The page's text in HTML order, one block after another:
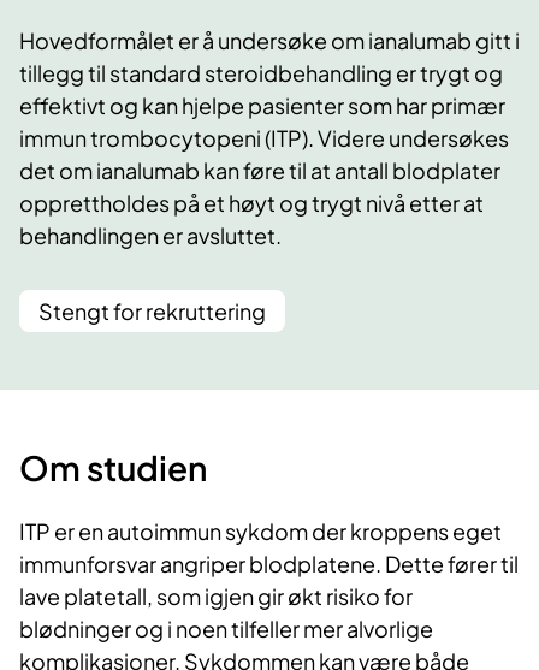
Hovedformålet er å undersøke om ianalumab gitt i
tillegg til standard steroidbehandling er trygt og
effektivt og kan hjelpe pasienter som har primær
immun trombocytopeni (ITP). Videre undersøkes
det om ianalumab kan føre til at antall blodplater
opprettholdes på et høyt og trygt nivå etter at
behandlingen er avsluttet.
Stengt for rekruttering
Om studien
ITP er en autoimmun sykdom der kroppens eget
immunforsvar angriper blodplatene. Dette fører til
lave platetall, som igjen gir økt risiko for
blødninger og i noen tilfeller mer alvorlige
komplikasjoner. Sykdommen kan være både